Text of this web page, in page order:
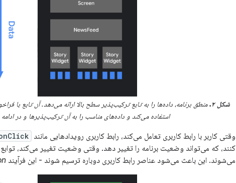
شکل ۲.
منطق برنامه، داده‌ها را به تابع ترکیب‌پذیر سطح بالا ارائه می‌دهد. آن تابع با
استفاده می‌کند و داده‌های مناسب را به آن ترکیب‌پذیرها و در
وقتی کاربر با رابط کاربری تعامل می‌کند، رابط کاربری رویدادهایی مانند
کنند، که می‌تواند وضعیت برنامه را تغییر دهد. وقتی وضعیت تغییر می‌کند، توابع
می‌شوند. این باعث می‌شود عناصر رابط کاربری دوباره ترسیم شوند - این فرآیند